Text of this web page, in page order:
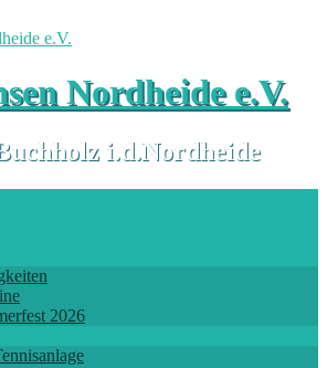
Nordheide e.V.
i.d.Nordheide
2026